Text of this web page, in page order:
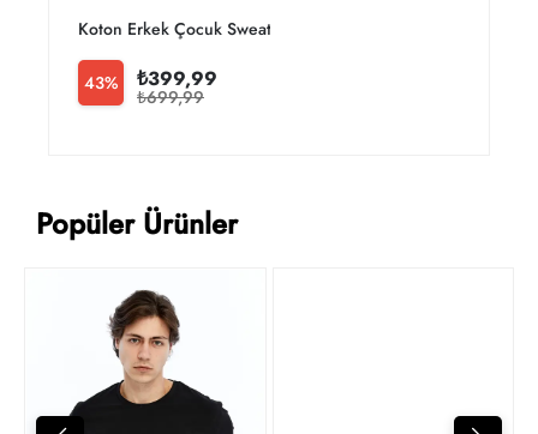
Koton Erkek Çocuk Sweat 6wkb10626tk
43% ₺399,99
₺699,99
Popüler Ürünler